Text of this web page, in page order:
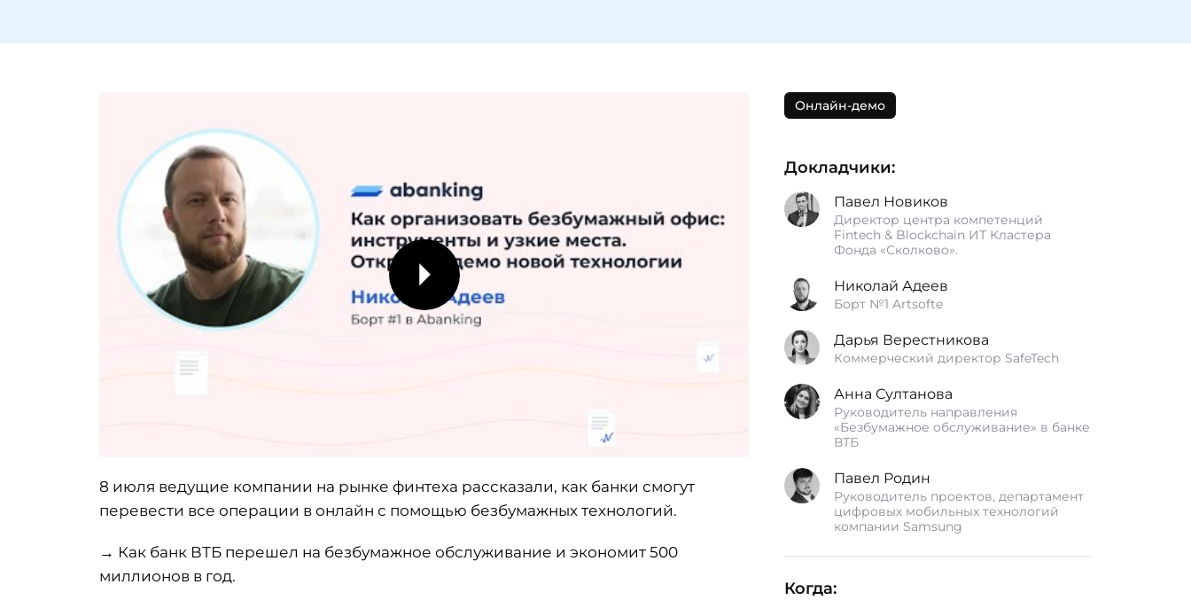
8 июля ведущие компании на рынке финтеха рассказали, как банки смогут
перевести все операции в онлайн с помощью безбумажных технологий.
→ Как банк ВТБ перешел на безбумажное обслуживание и экономит 500
миллионов в год.
Онлайн-демо
Докладчики:
Павел Новиков
Директор центра компетенций
Fintech & Blockchain ИТ Кластера
Фонда «Сколково».
Николай Адеев
Борт №1 Artsofte
Дарья Верестникова
Коммерческий директор SafeTech
Анна Султанова
Руководитель направления
«Безбумажное обслуживание» в банке
ВТБ
Павел Родин
Руководитель проектов, департамент
цифровых мобильных технологий
компании Samsung
Когда: